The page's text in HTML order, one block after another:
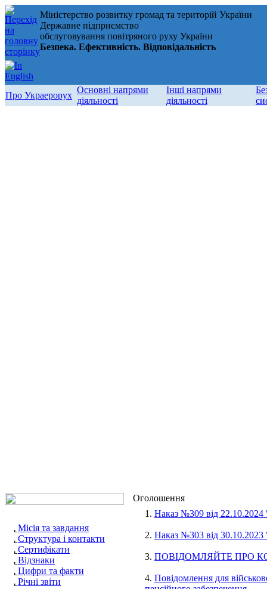
Міністерство розвитку громад та територій України
Державне підприємство
обслуговування повітряного руху України
Безпека. Ефективність. Відповідальність
Про Украерорух
Основні напрями
діяльності
Інші напрями
діяльності
Місія та завдання
Структура і контакти
Сертифікати
Відзнаки
Цифри та факти
Річні звіти
Оголошення
1. Наказ №309 від
2. Наказ №303 від
3. ПОВІДОМЛЯЙТЕ ПРО
4. Повідомлення для